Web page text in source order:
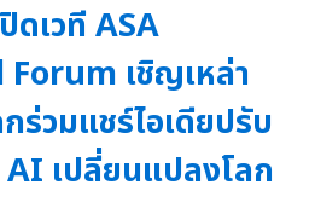
เวที ASA
เชิญเหล่า
ร่วมแชร์ไอเดียปรับ
เปลี่ยนแปลงโลก